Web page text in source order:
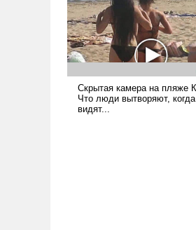
ответственность, помогать
слабым, идти вперед и
адаптироваться.